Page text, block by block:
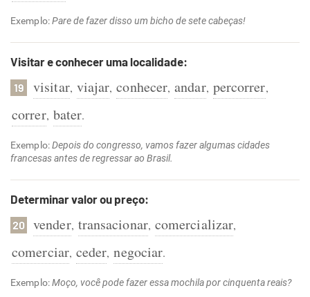
Exemplo:Pare de fazer disso um bicho de sete cabeças!
Visitar e conhecer uma localidade:
19 visitar, viajar, conhecer, andar, percorrer,
correr, bater.
Exemplo:Depois do congresso, vamos fazer algumas cidades
francesas antes de regressar ao Brasil.
Determinar valor ou preço:
20 vender, transacionar, comercializar,
comerciar, ceder, negociar.
Exemplo:Moço, você pode fazer essa mochila por cinquenta reais?